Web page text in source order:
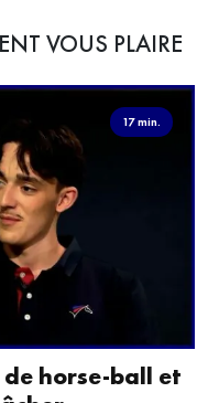
VOUS PLAIRE
17 min.
horse-ball et